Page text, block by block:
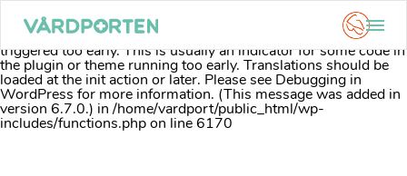
Notice: Function _load_textdomain_just_in_time was called
incorrectly. Translation loading for the domain was
triggered too early. This is usually an indicator for some code in
the plugin or theme running too early. Translations should be
loaded at the initaction or later. Please see Debugging in
WordPress for more information. (This message was added in
version 6.7.0.) in/home/vardport/public_html/wp-
includes/functions.phpon line6170